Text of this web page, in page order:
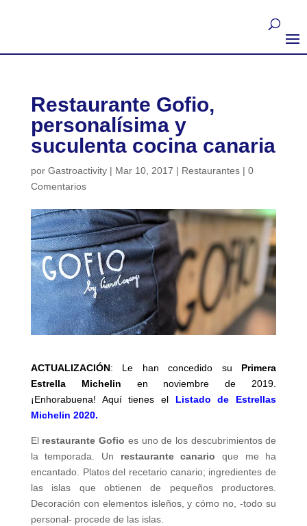
Restaurante Gofio,
personalísima y
suculenta cocina canaria
por Gastroactivity| Mar 10, 2017 | Restaurantes| 0
Comentarios
ACTUALIZACIÓN: Le han concedido su Primera
Estrella Michelin en noviembre de 2019.
¡Enhorabuena! Aquí tienes el
Listado de Estrellas
Michelin 2020.
El restaurante Gofio es uno de los descubrimientos de
la temporada. Un restaurante canario que me ha
encantado. Platos del recetario canario; ingredientes de
las islas que obtienen de pequeños productores.
Decoración con elementos isleños, y cómo no, -todo su
personal- procede de las islas.